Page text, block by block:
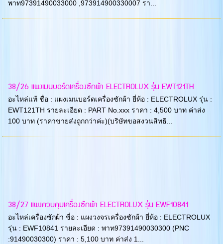
พาท97391490033000 ,973914900330007 รา...
38/26 แผงเมนบอร์ดเครื่องซักผ้า ELECTROLUX รุ่น EWT121TH
อะไหล่แท้ ชื่อ : แผงเมนบอร์ดเครื่องซักผ้า ยี่ห้อ : ELECTROLUX รุ่น :
EWT121TH รายละเอียด : PART No.xxx ราคา : 4,500 บาท ค่าส่ง
100 บาท (ราคาขายส่งถูกกว่าค่ะ)(บริษัทขอสงวนสิทธิ...
38/27 แผงควบคุมเครื่องซักผ้า ELECTROLUX รุ่น EWF10841
อะไหล่เครื่องซักผ้า ชื่อ : แผงวงจรเครื่องซักผ้า ยี่ห้อ : ELECTROLUX
รุ่น : EWF10841 รายละเอียด : พาท97391490030300 (PNC
:91490030300) ราคา : 5,100 บาท ค่าส่ง 1...